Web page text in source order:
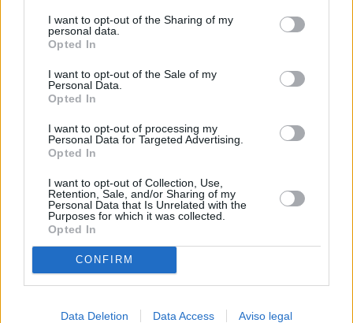
de su consentimiento, pero usted tiene el derecho de
rechazar tal procesamiento. Sus preferencias se aplicarán
cualquier momento entrando de nuevo en este sitio web o
visitando nuestra política de privacidad.
I want to opt-out of the Sharing of my
personal data.
Opted In
I want to opt-out of the Sale of my
Personal Data.
Opted In
I want to opt-out of processing my
Personal Data for Targeted Advertising.
Opted In
I want to opt-out of Collection, Use,
Retention, Sale, and/or Sharing of my
Personal Data that Is Unrelated with the
Purposes for which it was collected.
Opted In
CONFIRM
Data Deletion Data Access Aviso legal